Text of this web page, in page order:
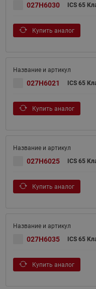
027H6030 ICS 65
Купить аналог
027H6021 ICS 65
Купить аналог
027H6025 ICS 65
Купить аналог
027H6035 ICS 65
Купить аналог